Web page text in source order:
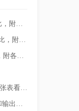
图片如何转换pdf文件？四种方法实测对比，附各场景最优选！
png照片如何转jpg文件？五种方法实测对比，附各场景最优选!！
PDF转JPG怎么操作？四种方法实测对比，附各场景最优选！
图片压缩怎么弄？五类方案实测对比，一张表看懂怎么选！
PDF转图片免费用：5种工具的文件限制和输出质量对比！